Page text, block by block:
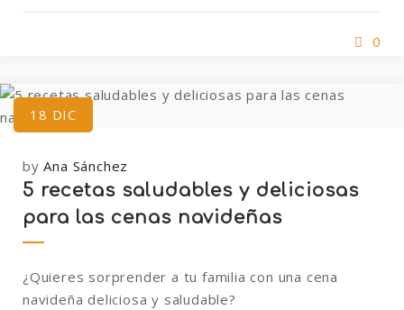
0
18 DIC
byAna Sánchez
5 recetas saludables y deliciosas
para las cenas navideñas
¿Quieres sorprender a tu familia con una cena
navideña deliciosa y saludable?